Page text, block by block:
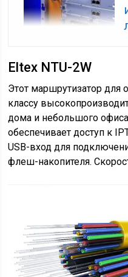
Eltex NTU-2W
Этот маршрутизатор для
классу
дома и небольшого
обеспечивает доступ к
USB-вход для
флеш-накопителя.